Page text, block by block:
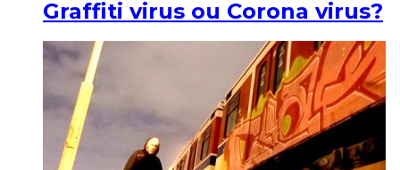
Graffiti virus ou Corona virus?